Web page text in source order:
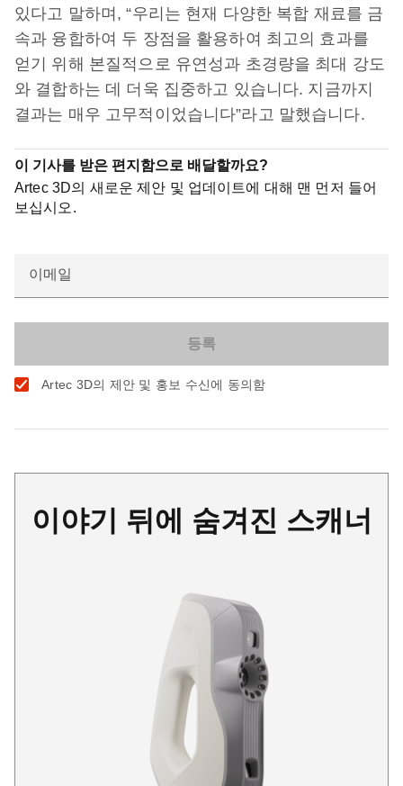
있다고 말하며, “우리는 현재 다양한 복합 재료를 금
속과 융합하여 두 장점을 활용하여 최고의 효과를
얻기 위해 본질적으로 유연성과 초경량을 최대 강도
와 결합하는 데 더욱 집중하고 있습니다. 지금까지
결과는 매우 고무적이었습니다”라고 말했습니다.
이 기사를 받은 편지함으로 배달할까요?
Artec 3D의 새로운 제안 및 업데이트에 대해 맨 먼저 들어
보십시오.
이메일
Artec 3D의 제안 및 홍보 수신에 동의함
이야기 뒤에 숨겨진 스캐너